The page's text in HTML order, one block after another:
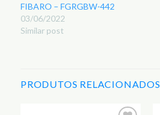
FIBARO – FGRGBW-442
03/06/2022
Similar post
PRODUTOS RELACIONADOS